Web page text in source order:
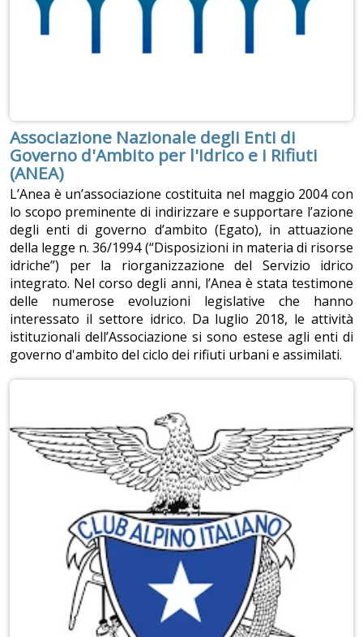
Associazione Nazionale degli Enti di
Governo d'Ambito per l'Idrico e i Rifiuti
(ANEA)
L’Anea è un’associazione costituita nel maggio 2004 con
lo scopo preminente di indirizzare e supportare l’azione
degli enti di governo d’ambito (Egato), in attuazione
della legge n. 36/1994 (“Disposizioni in materia di risorse
idriche”) per la riorganizzazione del Servizio idrico
integrato. Nel corso degli anni, l’Anea è stata testimone
delle numerose evoluzioni legislative che hanno
interessato il settore idrico. Da luglio 2018, le attività
istituzionali dell’Associazione si sono estese agli enti di
governo d'ambito del ciclo dei rifiuti urbani e assimilati.